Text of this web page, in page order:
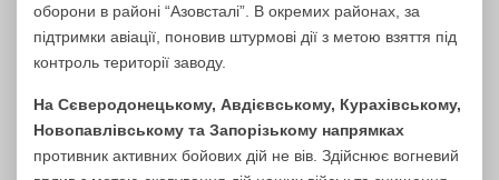
оборони в районі “Азовсталі”. В окремих районах, за
підтримки авіації, поновив штурмові дії з метою взяття під
контроль території заводу.
На Сєверодонецькому, Авдієвському, Курахівському,
Новопавлівському та Запорізькому напрямках
противник активних бойових дій не вів. Здійснює вогневий